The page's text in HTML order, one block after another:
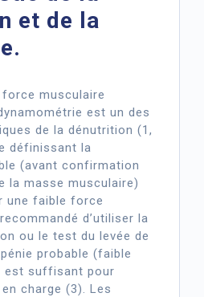
et de la
force musculaire
est un des
de la dénutrition (1,
définissant la
(avant confirmation
la masse musculaire)
une faible force
d’utiliser la
ou le test du levée de
probable (faible
est suffisant pour
charge (3). Les